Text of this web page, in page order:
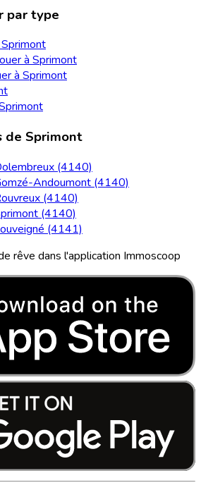
par type
à Sprimont
à Sprimont
de Sprimont
(4140)
Andoumont (4140)
(4140)
(4140)
(4141)
rêve dans l'application Immoscoop